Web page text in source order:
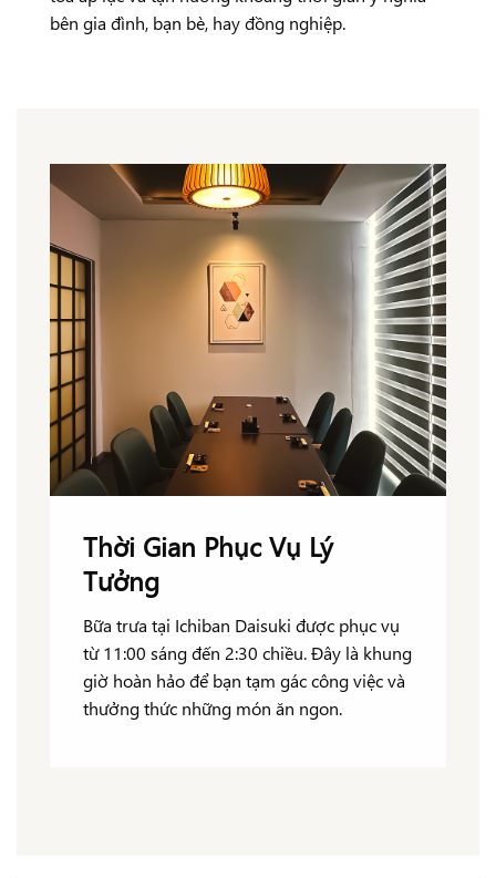
bên gia đình, bạn bè, hay đồng nghiệp.
Thời Gian Phục Vụ Lý
Tưởng
Bữa trưa tại Ichiban Daisuki được phục vụ
từ 11:00 sáng đến 2:30 chiều. Đây là khung
giờ hoàn hảo để bạn tạm gác công việc và
thưởng thức những món ăn ngon.